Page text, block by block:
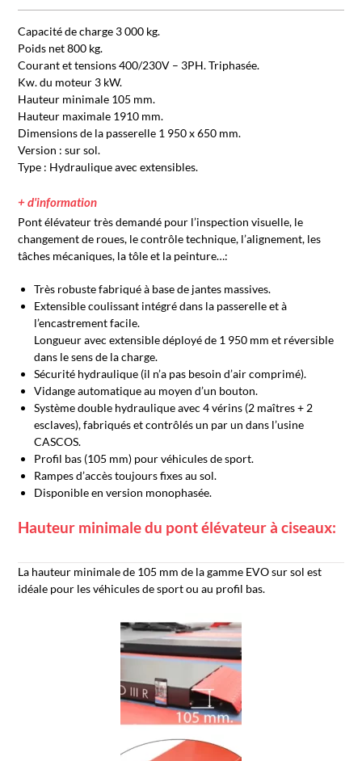
Capacité de charge 3 000 kg.
Poids net 800 kg.
Courant et tensions 400/230V – 3PH. Triphasée.
Kw. du moteur 3 kW.
Hauteur minimale 105 mm.
Hauteur maximale 1910 mm.
Dimensions de la passerelle 1 950 x 650 mm.
Version : sur sol.
Type : Hydraulique avec extensibles.
+ d'information
Pont élévateur très demandé pour l’inspection visuelle, le
changement de roues, le contrôle technique, l’alignement, les
tâches mécaniques, la tôle et la peinture…:
Très robuste fabriqué à base de jantes massives.
Extensible coulissant intégré dans la passerelle et à
l’encastrement facile.
Longueur avec extensible déployé de 1 950 mm et réversible
dans le sens de la charge.
Sécurité hydraulique (il n’a pas besoin d’air comprimé).
Vidange automatique au moyen d’un bouton.
Système double hydraulique avec 4 vérins (2 maîtres + 2
esclaves), fabriqués et contrôlés un par un dans l’usine
CASCOS.
Profil bas (105 mm) pour véhicules de sport.
Rampes d’accès toujours fixes au sol.
Disponible en version monophasée.
Hauteur minimale du pont élévateur à ciseaux:
La hauteur minimale de 105 mm de la gamme EVO sur sol est
idéale pour les véhicules de sport ou au profil bas.